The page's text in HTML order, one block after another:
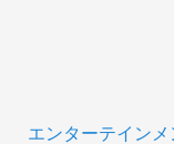
エンターテイン